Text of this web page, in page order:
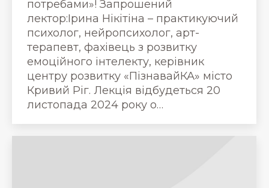
потребами»! Запрошений
лектор:Ірина Нікітіна – практикуючий
психолог, нейропсихолог, арт-
терапевт, фахівець з розвитку
емоційного інтелекту, керівник
центру розвитку «ПізнавайКА» місто
Кривий Ріг. Лекція відбудеться 20
листопада 2024 року о…